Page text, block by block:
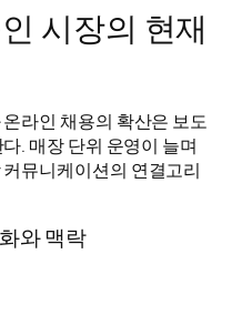
시장의 현재
라인 채용의 확산은 보도
. 매장 단위 운영이 늘며
뮤니케이션의 연결고리
와 맥락